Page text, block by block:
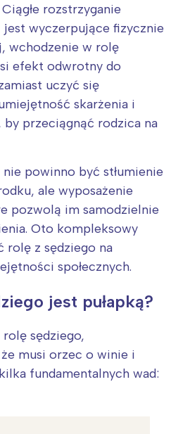
rozstrzyganie
wyczerpujące fizycznie
wchodzenie w rolę
efekt odwrotny do
uczyć się
skarżenia i
przeciągnąć rodzica na
powinno być stłumienie
ale wyposażenie
pozwolą im samodzielnie
Oto kompleksowy
rolę z sędziego na
społecznych.
jest pułapką?
sędziego,
musi orzec o winie i
fundamentalnych wad: